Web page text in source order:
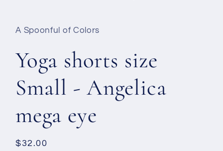
A Spoonful of Colors
Yoga shorts size
Small - Angelica
mega eye
Обычная
$32.00